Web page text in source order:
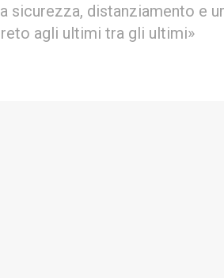
sicurezza, distanziamento e
agli ultimi tra gli ultimi»